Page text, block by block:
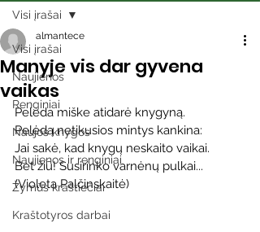
Visi įrašai
Naujienos
Renginiai
Naujos knygos
Naujienos ir renginiai
Žymūs kraštiečiai
Kraštotyros darbai
Visi įrašai
Manyje vis dar gyvena
vaikas
almantece
Pelėda miške atidarė knygyną.
Pelėdą netikusios mintys kankina:
Jai sakė, kad knygų neskaito vaikai.
Bet žiū! Susirinko varnėnų pulkai...
(Violeta Palčinskaitė)